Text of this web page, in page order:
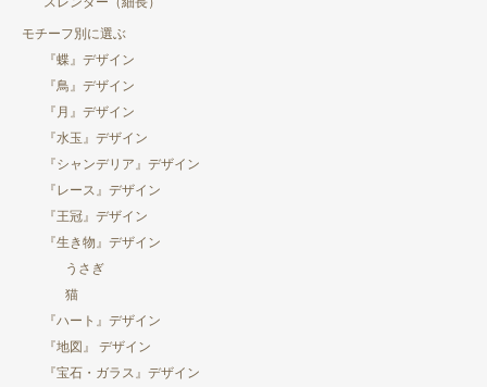
モチーフ別に選ぶ
『蝶』デザイン
『鳥』デザイン
『月』デザイン
『水玉』デザイン
『シャンデリア』デザイン
『レース』デザイン
『王冠』デザイン
『生き物』デザイン
うさぎ
猫
『ハート』デザイン
『地図』 デザイン
『宝石・ガラス』デザイン